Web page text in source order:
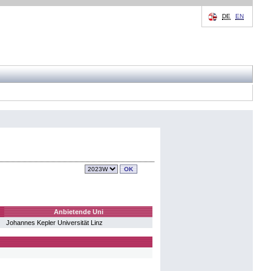
DE EN
Anbietende Uni
Johannes Kepler Universität Linz